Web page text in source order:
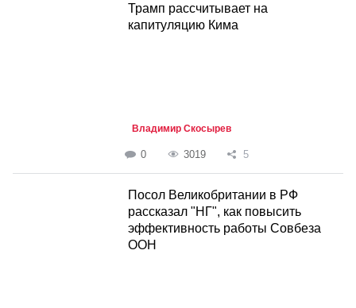
Трамп рассчитывает на
капитуляцию Кима
Владимир Скосырев
0 3019 5
Посол Великобритании в РФ
рассказал "НГ", как повысить
эффективность работы Совбеза
ООН